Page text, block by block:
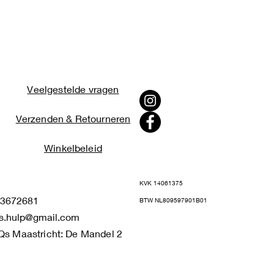
KVK 14061375
BTW NL809597901B01
Veelgestelde vragen
Verzenden & Retourneren
Winkelbeleid
Maastricht: De Mandel 2